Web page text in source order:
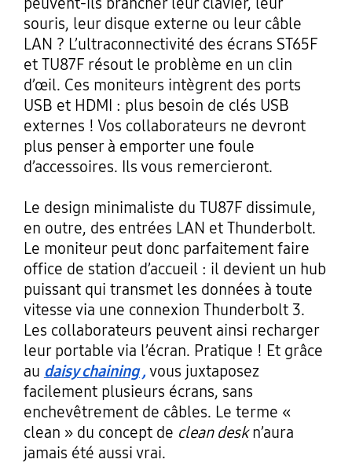
souris, leur disque externe ou leur câble
LAN ? L’ultraconnectivité des écrans ST65F
et TU87F résout le problème en un clin
d’œil. Ces moniteurs intègrent des ports
USB et HDMI : plus besoin de clés USB
externes ! Vos collaborateurs ne devront
plus penser à emporter une foule
d’accessoires. Ils vous remercieront.
Le design minimaliste du TU87F dissimule,
en outre, des entrées LAN et Thunderbolt.
Le moniteur peut donc parfaitement faire
office de station d’accueil : il devient un hub
puissant qui transmet les données à toute
vitesse via une connexion Thunderbolt 3.
Les collaborateurs peuvent ainsi recharger
leur portable via l’écran. Pratique ! Et grâce
au daisy chaining , vous juxtaposez
facilement plusieurs écrans, sans
enchevêtrement de câbles. Le terme «
clean » du concept de clean deskn’aura
jamais été aussi vrai.